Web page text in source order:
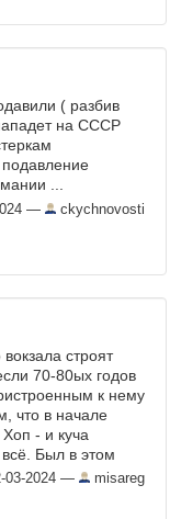
( разбив
на СССР
...
— ckychnovosti
строят
70-80ых годов
к нему
что в начале
- и куча
Был в этом
Кимчи,
03-2024 — misareg